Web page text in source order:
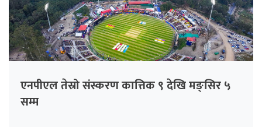
एनपीएल तेस्रो संस्करण कात्तिक ९ देखि मङ्सिर ५
सम्म